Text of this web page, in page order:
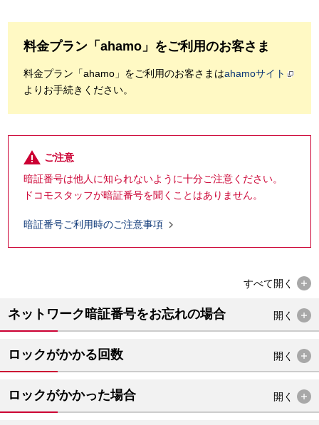
料金プラン「ahamo」をご利用のお客さま
料金プラン「ahamo」をご利用のお客さまはahamoサイト
よりお手続きください。
ご注意
暗証番号は他人に知られないように十分ご注意ください。
ドコモスタッフが暗証番号を聞くことはありません。
暗証番号ご利用時のご注意事項 
すべて開く
ネットワーク暗証番号をお忘れの場合 開く
ロックがかかる回数 開く
ロックがかかった場合 開く